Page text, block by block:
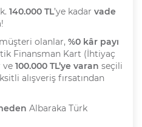
140.000 TL’ye kadar vade
olanlar, %0 kâr payı
Finansman Kart (İhtiyaç
ve 100.000 TL’ye varan seçili
alışveriş fırsatından
Albaraka Türk